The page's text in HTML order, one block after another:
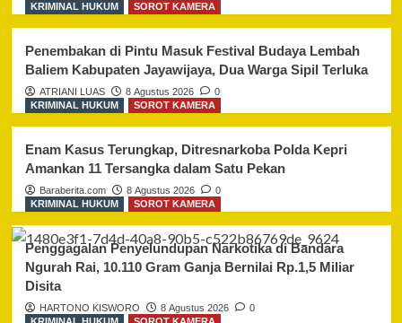
KRIMINAL HUKUM
SOROT KAMERA
Penembakan di Pintu Masuk Festival Budaya Lembah
Baliem Kabupaten Jayawijaya, Dua Warga Sipil Terluka
ATRIANI LUAS 8 Agustus 2026
0
KRIMINAL HUKUM
SOROT KAMERA
Enam Kasus Terungkap, Ditresnarkoba Polda Kepri
Amankan 11 Tersangka dalam Satu Pekan
Baraberita.com 8 Agustus 2026
0
KRIMINAL HUKUM
SOROT KAMERA
Penggagalan Penyelundupan Narkotika di Bandara
Ngurah Rai, 10.110 Gram Ganja Bernilai Rp.1,5 Miliar
Disita
HARTONO KISWORO 8 Agustus 2026
0